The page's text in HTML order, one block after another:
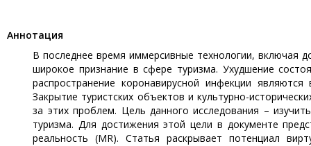
Aннотация
В последнее время иммерсивные технологии, включая
широкое признание в сфере туризма. Ухудшение
распространение коронавирусной инфекции
Закрытие туристских объектов и культурно-
за этих проблем. Цель данного исследования –
туризма. Для достижения этой цели в документе
реальность (MR). Статья раскрывает потенциал